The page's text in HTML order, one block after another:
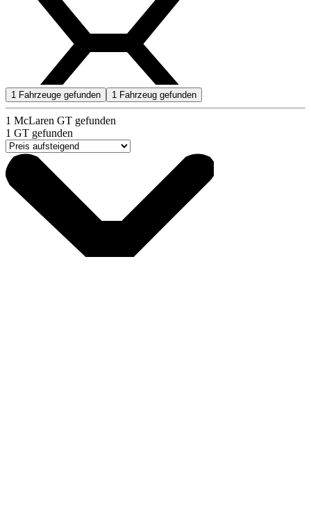
1 Fahrzeuge gefunden 1 Fahrzeug gefunden
1 McLaren GT gefunden
1 GT gefunden